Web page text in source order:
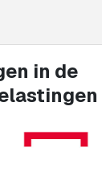
in de